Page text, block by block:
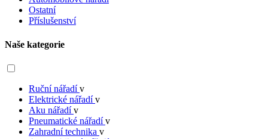
Ostatní
Příslušenství
Naše kategorie
Ruční nářadív
Elektrické nářadív
Aku nářadív
Pneumatické nářadív
Zahradní technika v